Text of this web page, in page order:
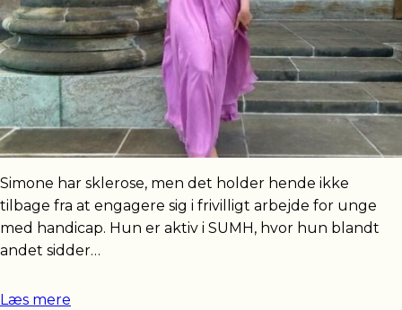
Simone har sklerose, men det holder hende ikke
tilbage fra at engagere sig i frivilligt arbejde for unge
med handicap. Hun er aktiv i SUMH, hvor hun blandt
andet sidder…
Læs mere